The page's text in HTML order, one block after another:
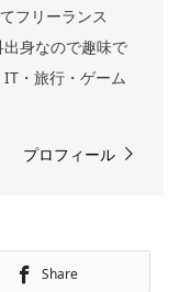
フリーランス
身なので趣味で
・旅行・ゲーム
プロフィール
Share